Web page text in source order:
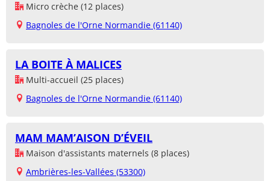
Micro crèche (12 places)
Bagnoles de l'Orne Normandie (61140)
LA BOITE À MALICES
Multi-accueil (25 places)
Bagnoles de l'Orne Normandie (61140)
MAM MAM’AISON D’ÉVEIL
Maison d'assistants maternels (8 places)
Ambrières-les-Vallées (53300)